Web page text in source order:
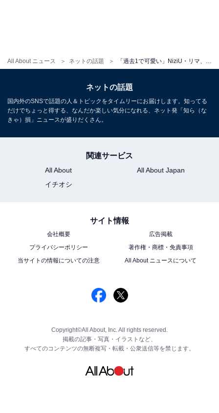
All About ニュース ネットの話題
ネットの話題
国内外のSNSで話題の人＆トピックをタイムリーにお届けします。知ってる
だけでちょっと得する、なんだか楽しい気分になれる、ネット発「知ら（な
きゃ）損」ニュースが盛りだくさん。
関連サービス
All About
All About Japan
イチオシ
サイト情報
会社概要
広告掲載
プライバシーポリシー
著作権・商標・免責事項
当サイトの情報についての注意
All About ニュースについて
Copyright©All About, Inc. All rights reserved.
掲載の記事・写真・イラストなど、
すべてのコンテンツの無断複写・転載・公衆送信等を禁じます。